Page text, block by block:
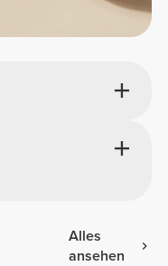
Alles
ansehen